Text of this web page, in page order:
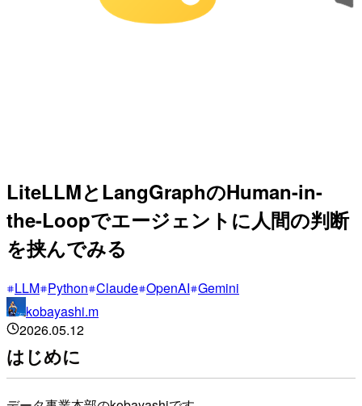
LiteLLMとLangGraphのHuman-in-
the-Loopでエージェントに人間の判断
を挟んでみる
LLM Python Claude OpenAI Gemini
kobayashi.m
2026.05.12
はじめに